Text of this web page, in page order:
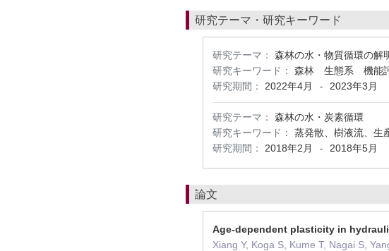
研究テーマ・研究キーワード
研究テーマ：
森林の水・物質循環の解
研究キーワード：
森林 生態系 機能
研究期間：
2022年4月 - 2023年3月
研究テーマ：
森林の水・炭素循環
研究キーワード：
蒸発散、樹液流、生
研究期間：
2018年2月 - 2018年5月
論文
Age-dependent plasticity in
Xiang Y, Koga S, Kume T, Nagai S,